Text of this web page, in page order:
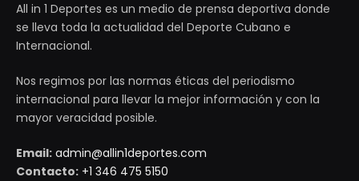
All in 1 Deportes es un medio de prensa deportiva donde
se lleva toda la actualidad del Deporte Cubano e
Internacional.
Nos regimos por las normas éticas del periodismo
internacional para llevar la mejor información y con la
mayor veracidad posible.
Email: admin@allin1deportes.com
Contacto: +1 346 475 5150